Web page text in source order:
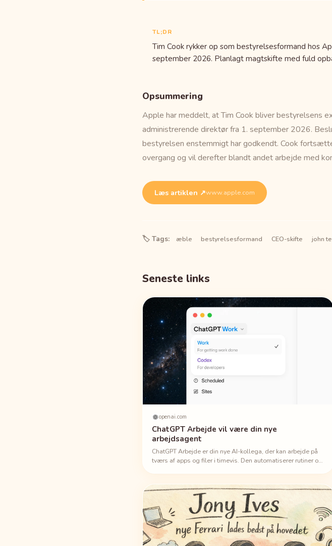
TL;DR
Tim Cook rykker op som bestyrelsesformand hos
september 2026. Planlagt magtskifte med fuld
Opsummering
Apple har meddelt, at Tim Cook bliver bestyrelsens
administrerende direktør fra 1. september 2026.
bestyrelsen enstemmigt har godkendt. Cook
overgang og vil derefter blandt andet arbejde med
Læs artiklen ↗www.apple.com
🏷️ Tags: æble bestyrelsesformand CEO-skifte john
Seneste links
openai.com
ChatGPT Arbejde vil være din nye
arbejdsagent
ChatGPT Arbejde er din nye AI-kollega, der kan arbejde på
tværs af apps og filer i timevis. Den automatiserer rutiner og